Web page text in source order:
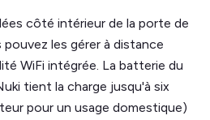
côté intérieur de la porte de
les gérer à distance
WiFi intégrée. La batterie du
tient la charge jusqu'à six
pour un usage domestique)